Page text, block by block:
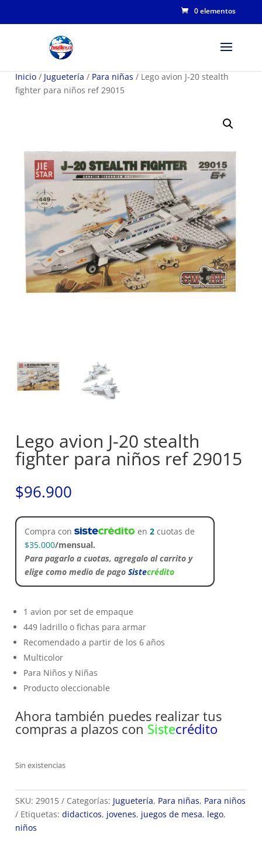
0 elementos
Inicio / Juguetería / Para niñas / Lego avion J-20 stealth
fighter para niños ref 29015
Lego avion J-20 stealth
fighter para niños ref 29015
$96.900
Compra con en 2 cuotas de
$35.000/mensual.
Para pagarlo a cuotas, agregalo al carrito y
elige como medio de pago Sistecrédito
1 avion por set de empaque
449 ladrillo o fichas para armar
Recomendado a partir de los 6 años
Multicolor
Para Niños y Niñas
Producto oleccionable
Ahora también puedes realizar tus
compras a plazos con Sistecrédito
Sin existencias
SKU: 29015 Categorías: Juguetería, Para niñas, Para niños
Etiquetas: didacticos, jovenes, juegos de mesa, lego,
niños